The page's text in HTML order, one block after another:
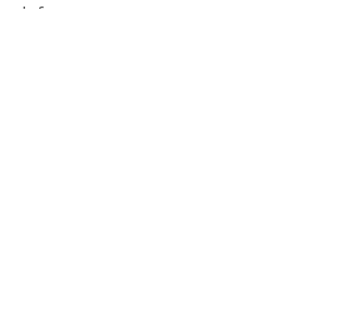
Info